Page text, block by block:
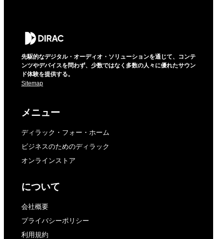
先駆的なデジタル・オーディオ・ソリューションを通じて、コンテ
ンツやデバイスを問わず、少数ではなく多数の人々に優れたサウン
ド体験を提供する。
Sitemap
メニュー
ディラック・フォー・ホーム
ビジネスのためのディラック
オンラインストア
について
会社概要
プライバシーポリシー
利用規約